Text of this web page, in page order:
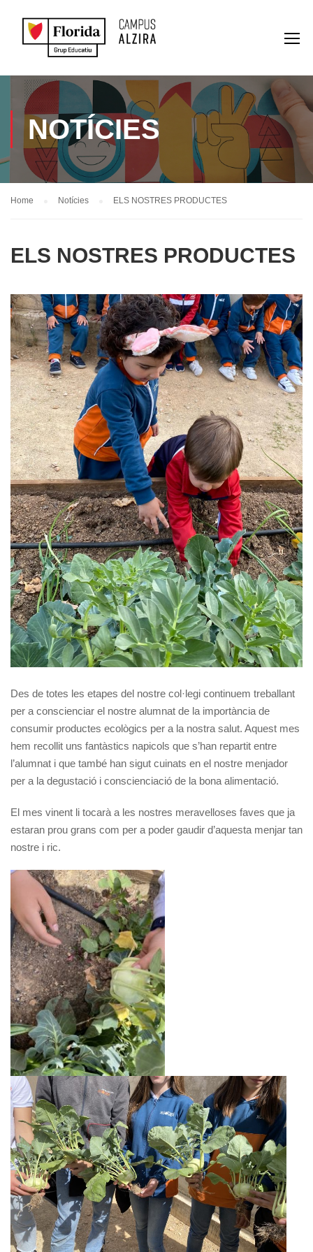
NOTÍCIES
Home Notícies ELS NOSTRES PRODUCTES
ELS NOSTRES PRODUCTES
Des de totes les etapes del nostre col·legi continuem treballant
per a conscienciar el nostre alumnat de la importància de
consumir productes ecològics per a la nostra salut. Aquest mes
hem recollit uns fantàstics napicols que s’han repartit entre
l’alumnat i que també han sigut cuinats en el nostre menjador
per a la degustació i conscienciació de la bona alimentació.
El mes vinent li tocarà a les nostres meravelloses faves que ja
estaran prou grans com per a poder gaudir d’aquesta menjar tan
nostre i ric.